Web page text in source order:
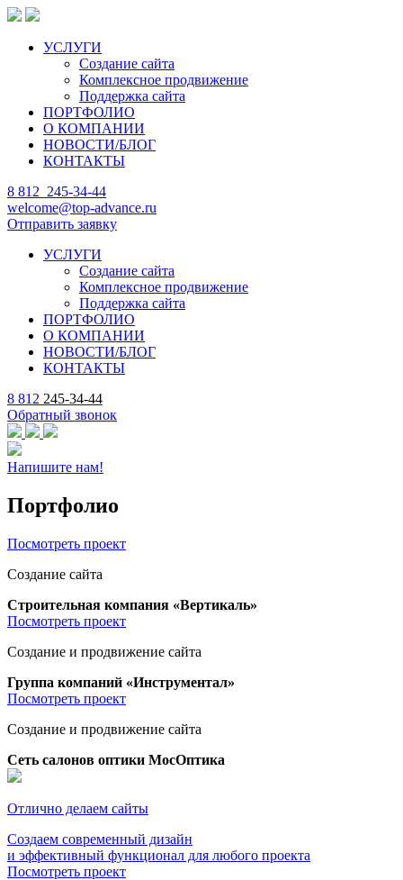
УСЛУГИ
Создание сайта
Комплексное продвижение
Поддержка сайта
ПОРТФОЛИО
О КОМПАНИИ
НОВОСТИ/БЛОГ
КОНТАКТЫ
8 812 245-34-44
welcome@top-advance.ru
Отправить заявку
УСЛУГИ
Создание сайта
Комплексное продвижение
Поддержка сайта
ПОРТФОЛИО
О КОМПАНИИ
НОВОСТИ/БЛОГ
КОНТАКТЫ
8 812 245-34-44
Обратный звонок
Напишите нам!
Портфолио
Посмотреть проект
Создание сайта
Строительная компания «Вертикаль»
Посмотреть проект
Создание и продвижение сайта
Группа компаний «Инструментал»
Посмотреть проект
Создание и продвижение сайта
Сеть салонов оптики МосОптика
Отлично делаем сайты
Создаем современный дизайн
и эффективный функционал для любого проекта
Посмотреть проект